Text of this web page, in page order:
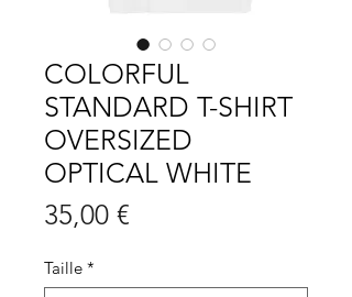
COLORFUL
STANDARD T-SHIRT
OVERSIZED
OPTICAL WHITE
35,00 €
Taille *